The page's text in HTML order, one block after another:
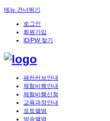
메뉴 건너뛰기
로그인
회원가입
ID/PW 찾기
패러러브안내
체험비행안내
체험비행신청
교육과정안내
포토앨범
방송앨범